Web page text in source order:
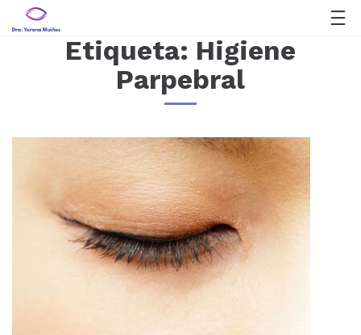
Etiqueta: Higiene
Parpebral